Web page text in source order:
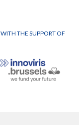
WITH THE SUPPORT OF